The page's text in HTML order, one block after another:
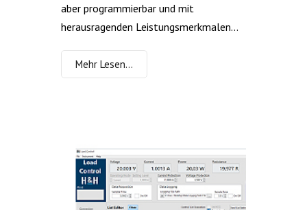
aber programmierbar und mit
herausragenden Leistungsmerkmalen...
Mehr Lesen…